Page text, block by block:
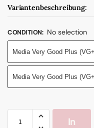
Variantenbeschreibung:
CONDITION: No selection
Media Very Good Plus
Media Very Good Plus
In